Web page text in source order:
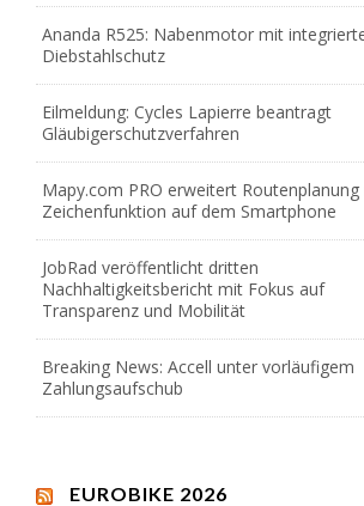
Ananda R525: Nabenmotor mit
Diebstahlschutz
Eilmeldung: Cycles Lapierre beantragt
Gläubigerschutzverfahren
Mapy.com PRO erweitert
Zeichenfunktion auf dem Smartphone
JobRad veröffentlicht dritten
Nachhaltigkeitsbericht mit Fokus auf
Transparenz und Mobilität
Breaking News: Accell unter vorläufigem
Zahlungsaufschub
EUROBIKE 2026